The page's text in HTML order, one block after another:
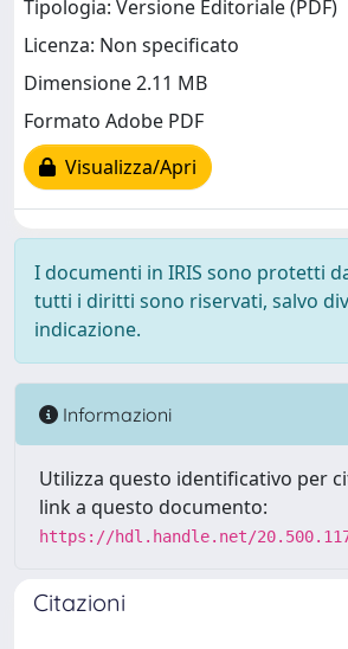
Tipologia: Versione Editoriale (PDF)
Licenza: Non specificato
Dimensione 2.11 MB
Formato Adobe PDF
Visualizza/Apri
I documenti in IRIS sono protetti
tutti i diritti sono riservati, salvo
indicazione.
Informazioni
Utilizza questo identificativo per
link a questo documento:
https://hdl.handle.net/
Citazioni